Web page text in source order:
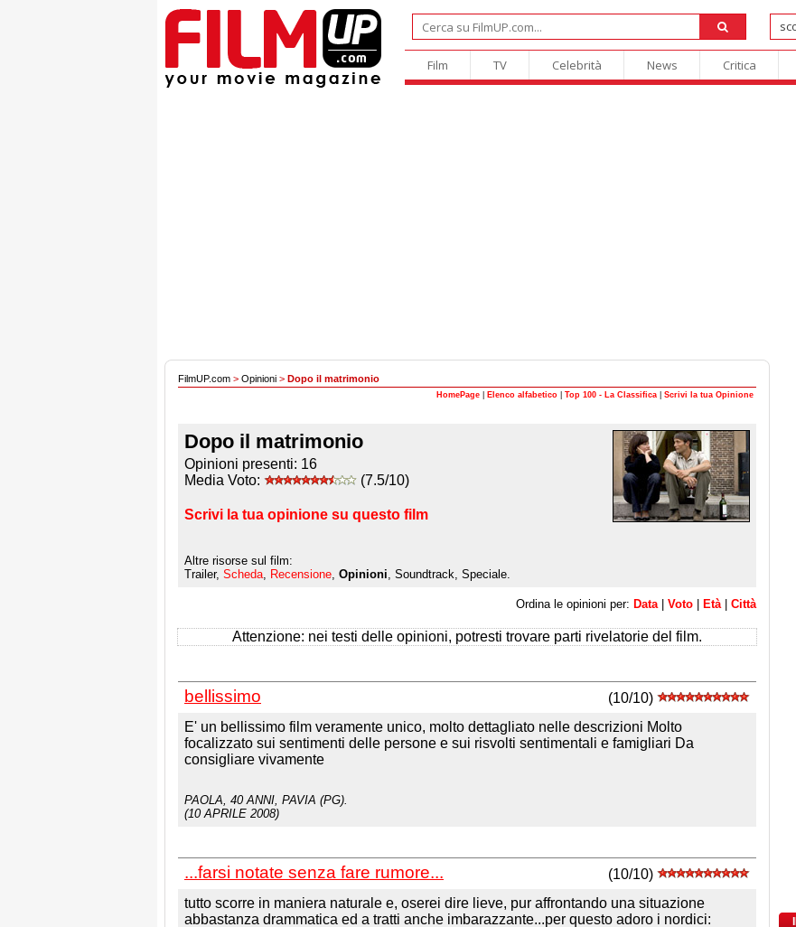
Film TV Celebrità News Critica
FilmUP.com > Opinioni > Dopo il matrimonio
HomePage Elenco alfabetico Top 100 - La Classifica Scrivi la tua Opinione
Dopo il matrimonio
Opinioni presenti: 16
Media Voto:
(7.5/10)
Scrivi la tua opinione su questo film
Altre risorse sul film:
Trailer, Scheda Recensione Opinioni , Soundtrack, Speciale.
Ordina le opinioni per: Data Voto Età Città
Attenzione: nei testi delle opinioni, potresti trovare parti rivelatorie del film.
bellissimo
(10/10)
E' un bellissimo film veramente unico, molto dettagliato nelle descrizioni Molto
focalizzato sui sentimenti delle persone e sui risvolti sentimentali e famigliari Da
consigliare vivamente
PAOLA , 40 ANNI, PAVIA (PG).
(10 APRILE 2008)
...farsi notate senza fare rumore...
(10/10)
tutto scorre in maniera naturale e, oserei dire lieve, pur affrontando una situazione
abbastanza drammatica ed a tratti anche imbarazzante...per questo adoro i nordici: